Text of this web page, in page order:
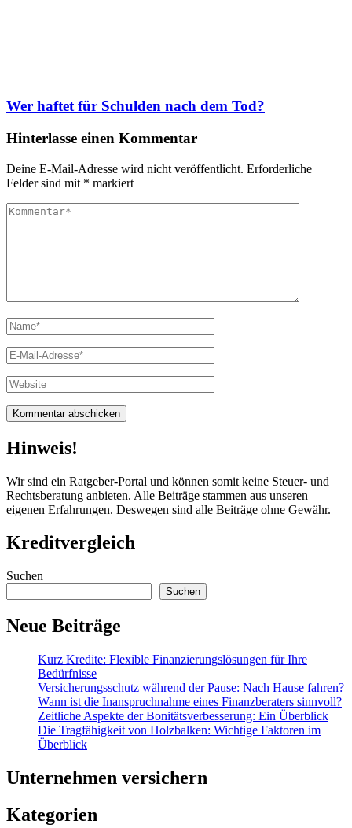
Wer haftet für Schulden nach dem Tod?
Hinterlasse einen Kommentar
Deine E-Mail-Adresse wird nicht veröffentlicht. Erforderliche
Felder sind mit * markiert
Kommentar
Vollständiger
Name
E-
Mail
Website
Hinweis!
Wir sind ein Ratgeber-Portal und können somit keine Steuer- und
Rechtsberatung anbieten. Alle Beiträge stammen aus unseren
eigenen Erfahrungen. Deswegen sind alle Beiträge ohne Gewähr.
Kreditvergleich
Suchen
Suchen
Neue Beiträge
Kurz Kredite: Flexible Finanzierungslösungen für Ihre
Bedürfnisse
Versicherungsschutz während der Pause: Nach Hause fahren?
Wann ist die Inanspruchnahme eines Finanzberaters sinnvoll?
Zeitliche Aspekte der Bonitätsverbesserung: Ein Überblick
Die Tragfähigkeit von Holzbalken: Wichtige Faktoren im
Überblick
Unternehmen versichern
Kategorien